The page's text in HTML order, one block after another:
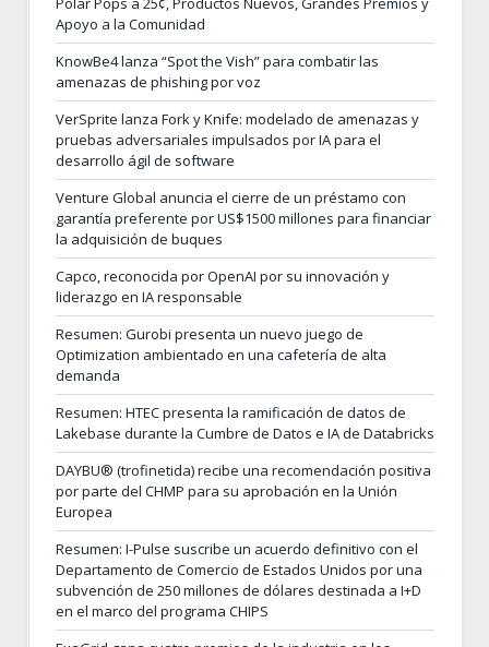
Apoyo a la Comunidad
KnowBe4 lanza “Spot the Vish” para combatir las
amenazas de phishing por voz
VerSprite lanza Fork y Knife: modelado de amenazas y
pruebas adversariales impulsados por IA para el
desarrollo ágil de software
Venture Global anuncia el cierre de un préstamo con
garantía preferente por US$1500 millones para financiar
la adquisición de buques
Capco, reconocida por OpenAI por su innovación y
liderazgo en IA responsable
Resumen: Gurobi presenta un nuevo juego de
Optimization ambientado en una cafetería de alta
demanda
Resumen: HTEC presenta la ramificación de datos de
Lakebase durante la Cumbre de Datos e IA de Databricks
DAYBU® (trofinetida) recibe una recomendación positiva
por parte del CHMP para su aprobación en la Unión
Europea
Resumen: I-Pulse suscribe un acuerdo definitivo con el
Departamento de Comercio de Estados Unidos por una
subvención de 250 millones de dólares destinada a I+D
en el marco del programa CHIPS